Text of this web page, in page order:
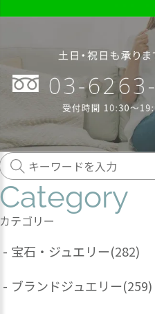
Category
カテゴリー
- 宝石・ジュエリー(282)
- ブランドジュエリー(259)